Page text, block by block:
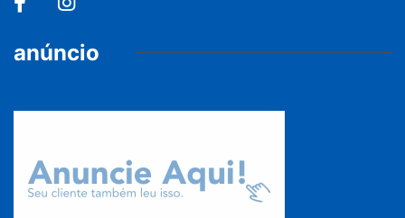
anúncio